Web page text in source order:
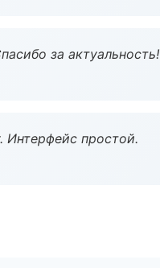
за актуальность!
Интерфейс простой.